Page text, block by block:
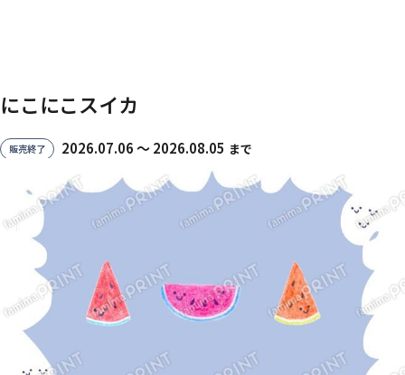
にこにこスイカ
販売終了 2026.07.06 〜 2026.08.05 まで